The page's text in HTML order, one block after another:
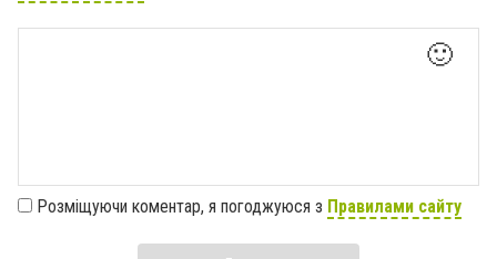
🙂
Розміщуючи коментар, я погоджуюся з Правилами сайту